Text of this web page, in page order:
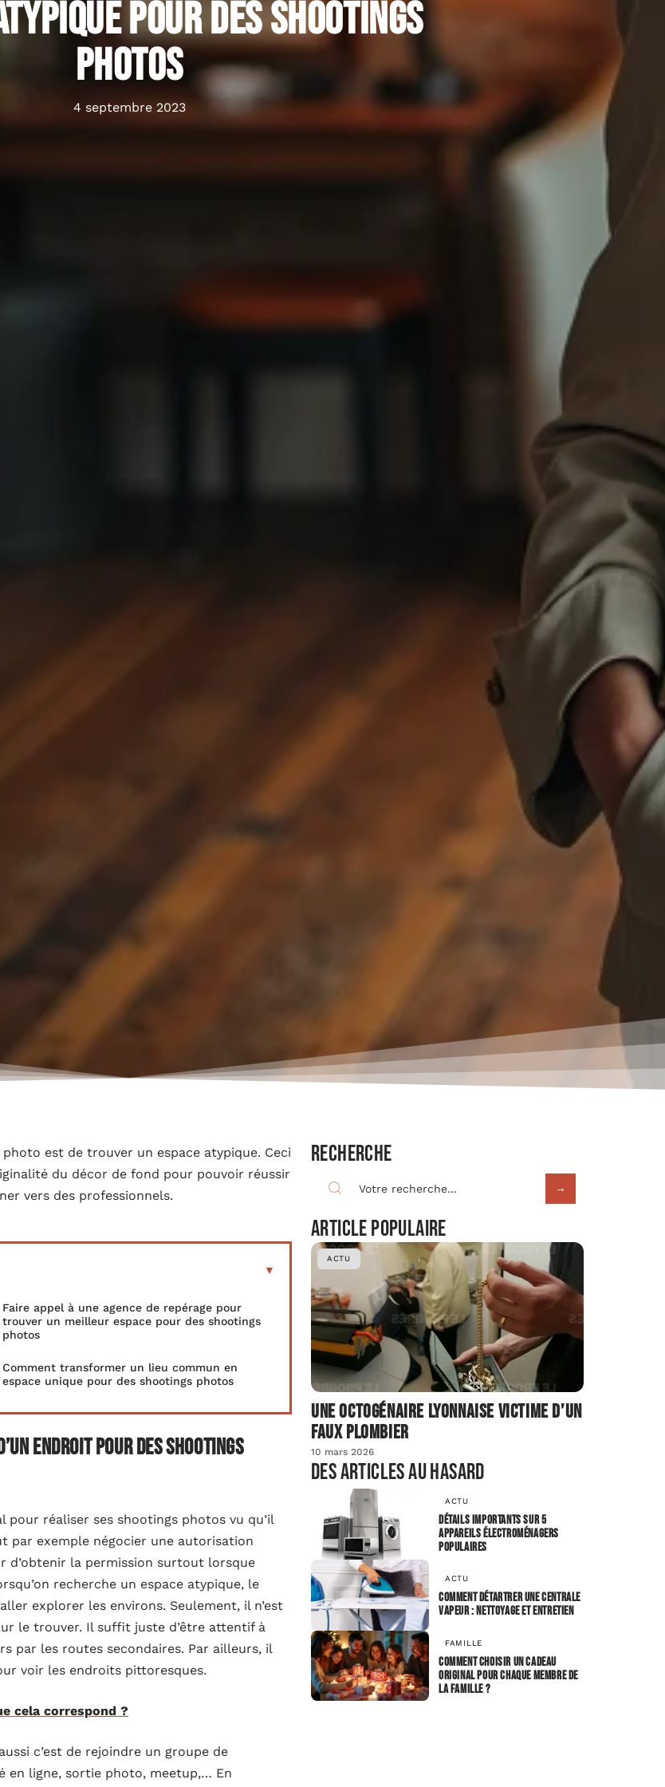
pour des shootings
photos
4 septembre 2023
est de trouver un espace atypique. Ceci
du décor de fond pour pouvoir réussir
vers des professionnels.
Faire appel à une agence de repérage pour
trouver un meilleur espace pour des shootings
photos
Comment transformer un lieu commun en
espace unique pour des shootings photos
endroit pour des shootings
réaliser ses shootings photos vu qu’il
par exemple négocier une autorisation
d’obtenir la permission surtout lorsque
recherche un espace atypique, le
explorer les environs. Seulement, il n’est
le trouver. Il suffit juste d’être attentif à
par les routes secondaires. Par ailleurs, il
voir les endroits pittoresques.
cela correspond ?
aussi c’est de rejoindre un groupe de
en ligne, sortie photo, meetup,… En
Recherche
Article populaire
ACTU
Une octogénaire lyonnaise victime d’un
faux plombier
10 mars 2026
Des articles au hasard
ACTU
Détails importants sur 5
appareils électroménagers
populaires
ACTU
Comment détartrer une centrale
vapeur : nettoyage et entretien
FAMILLE
Comment choisir un cadeau
original pour chaque membre de
la famille ?